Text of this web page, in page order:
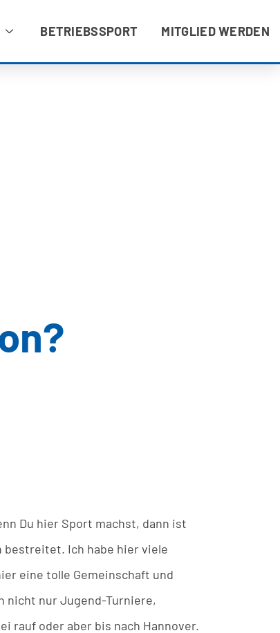
BETRIEBSSPORT MITGLIED WERDEN
Du hier Sport machst, dann ist
bestreitet. Ich habe hier viele
eine tolle Gemeinschaft und
nicht nur Jugend-Turniere,
rauf oder aber bis nach Hannover.